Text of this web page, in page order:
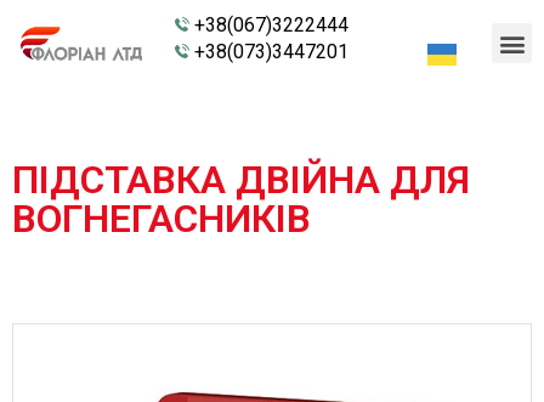
+38(067)3222444
+38(073)3447201
ПІДСТАВКА ДВІЙНА ДЛЯ
ВОГНЕГАСНИКІВ